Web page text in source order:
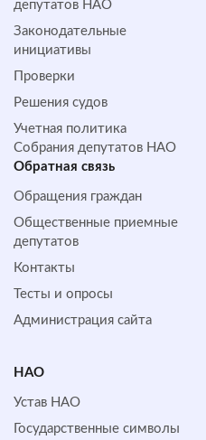
депутатов НАО
Законодательные
инициативы
Проверки
Решения судов
Учетная политика
Собрания депутатов НАО
Обратная cвязь
Обращения граждан
Общественные приемные
депутатов
Контакты
Тесты и опросы
Администрация сайта
НАО
Устав НАО
Государственные символы